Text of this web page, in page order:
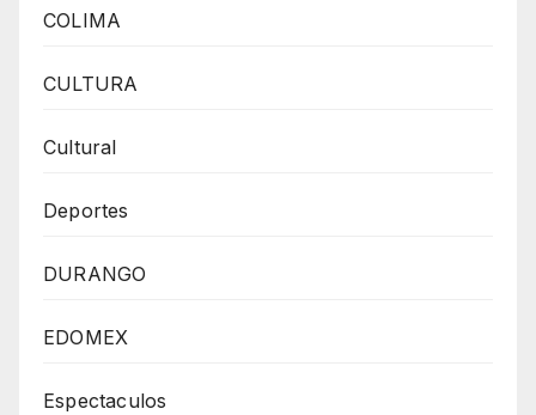
COLIMA
CULTURA
Cultural
Deportes
DURANGO
EDOMEX
Espectaculos